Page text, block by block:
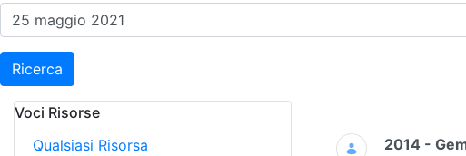
Ricerca
Voci Risorse
Qualsiasi Risorsa
Ricerca
2014 -